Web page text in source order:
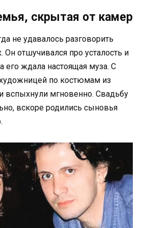
скрытая от камер
не удавалось разговорить
Он отшучивался про усталость и
его ждала настоящая муза. С
по костюмам из
вспыхнули мгновенно. Свадьбу
вскоре родились сыновья